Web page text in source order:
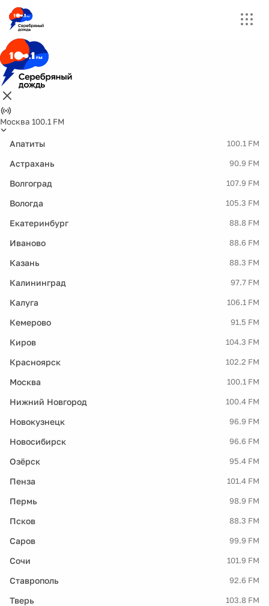
Москва 100.1 FM
Апатиты 100.1 FM
Астрахань 90.9 FM
Волгоград 107.9 FM
Вологда 105.3 FM
Екатеринбург 88.8 FM
Иваново 88.6 FM
Казань 88.3 FM
Калининград 97.7 FM
Калуга 106.1 FM
Кемерово 91.5 FM
Киров 104.3 FM
Красноярск 102.2 FM
Москва 100.1 FM
Нижний Новгород 100.4 FM
Новокузнецк 96.9 FM
Новосибирск 96.6 FM
Озёрск 95.4 FM
Пенза 101.4 FM
Пермь 98.9 FM
Псков 88.3 FM
Саров 99.9 FM
Сочи 101.9 FM
Ставрополь 92.6 FM
Тверь 103.8 FM